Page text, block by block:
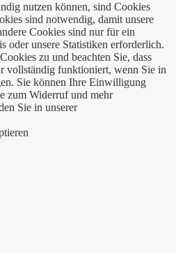
nutzen können, sind Cookies
sind notwendig, damit unsere
Cookies sind nur für ein
oder unsere Statistiken erforderlich.
zu und beachten Sie, dass
vollständig funktioniert, wenn Sie in
Sie können Ihre Einwilligung
zum Widerruf und mehr
Sie in unserer